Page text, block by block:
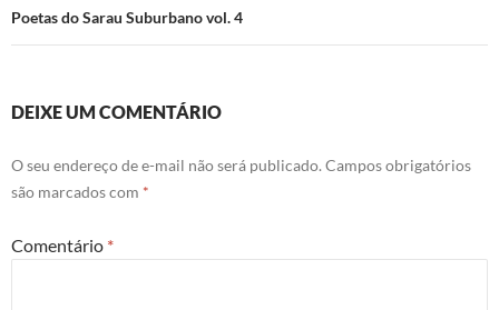
Poetas do Sarau Suburbano vol. 4
DEIXE UM COMENTÁRIO
O seu endereço de e-mail não será publicado. Campos obrigatórios
são marcados com *
Comentário *